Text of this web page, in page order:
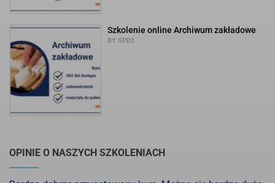
Szkolenie online Archiwum zakładowe
BY SPD2
OPINIE O NASZYCH SZKOLENIACH